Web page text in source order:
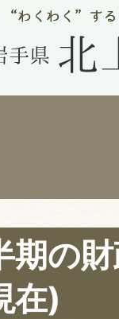
期の
在)